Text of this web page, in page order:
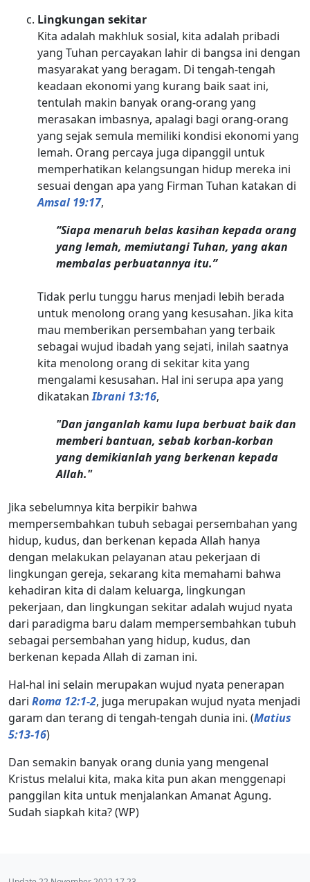
Lingkungan sekitar
Kita adalah makhluk sosial, kita adalah pribadi
yang Tuhan percayakan lahir di bangsa ini dengan
masyarakat yang beragam. Di tengah-tengah
keadaan ekonomi yang kurang baik saat ini,
tentulah makin banyak orang-orang yang
merasakan imbasnya, apalagi bagi orang-orang
yang sejak semula memiliki kondisi ekonomi yang
lemah. Orang percaya juga dipanggil untuk
memperhatikan kelangsungan hidup mereka ini
sesuai dengan apa yang Firman Tuhan katakan di
Amsal 19:17,
“Siapa menaruh belas kasihan kepada orang
yang lemah, memiutangi Tuhan, yang akan
membalas perbuatannya itu.”
Tidak perlu tunggu harus menjadi lebih berada
untuk menolong orang yang kesusahan. Jika kita
mau memberikan persembahan yang terbaik
sebagai wujud ibadah yang sejati, inilah saatnya
kita menolong orang di sekitar kita yang
mengalami kesusahan. Hal ini serupa apa yang
dikatakanIbrani 13:16,
"Dan janganlah kamu lupa berbuat baik dan
memberi bantuan, sebab korban-korban
yang demikianlah yang berkenan kepada
Allah."
Jika sebelumnya kita berpikir bahwa
mempersembahkan tubuh sebagai persembahan yang
hidup, kudus, dan berkenan kepada Allah hanya
dengan melakukan pelayanan atau pekerjaan di
lingkungan gereja, sekarang kita memahami bahwa
kehadiran kita di dalam keluarga, lingkungan
pekerjaan, dan lingkungan sekitar adalah wujud nyata
dari paradigma baru dalam mempersembahkan tubuh
sebagai persembahan yang hidup, kudus, dan
berkenan kepada Allah di zaman ini.
Hal-hal ini selain merupakan wujud nyata penerapan
dari Roma 12:1-2, juga merupakan wujud nyata menjadi
garam dan terang di tengah-tengah dunia ini. (Matius
5:13-16)
Dan semakin banyak orang dunia yang mengenal
Kristus melalui kita, maka kita pun akan menggenapi
panggilan kita untuk menjalankan Amanat Agung.
Sudah siapkah kita? (WP)